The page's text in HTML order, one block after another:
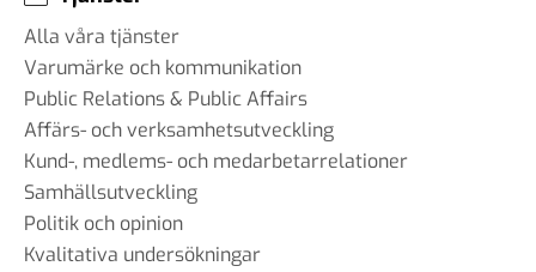
Alla våra tjänster
Varumärke och kommunikation
Public Relations & Public Affairs
Affärs- och verksamhetsutveckling
Kund-, medlems- och medarbetarrelationer
Samhällsutveckling
Politik och opinion
Kvalitativa undersökningar